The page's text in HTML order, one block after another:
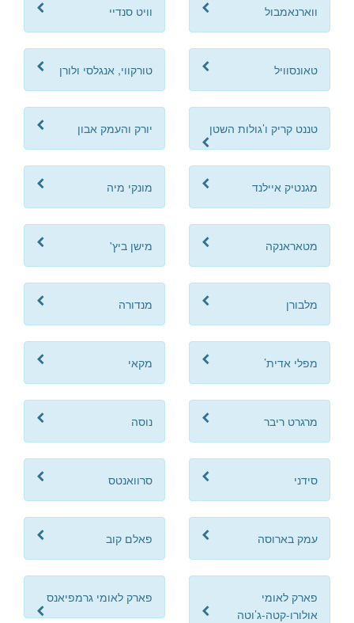
ווארנאמבול וויט סנדיי
טאונסוויל טורקווי, אנגלסי ולורן
טננט קריק ו’גולות השטן יורק והעמק אבון
מגנטיק איילנד מונקי מיה
מטאראנקה מישן ביץ'
מלבורן מנדורה
מפלי אדית’ מקאי
מרגרט ריבר נוסה
סידני סרוואנטס
עמק בארוסה פאלם קוב
פארק לאומי
אולורו-קטה-ג’וטה
פארק לאומי גרמפיאנס